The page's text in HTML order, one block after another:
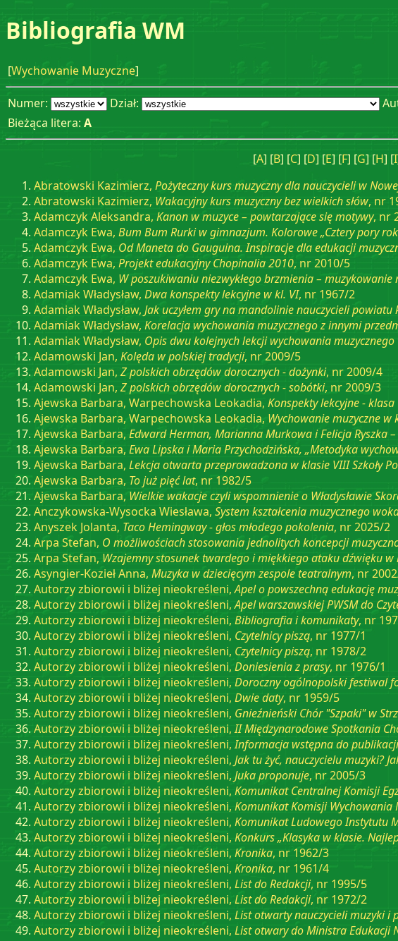
Bibliografia WM
[Wychowanie Muzyczne]
Numer: Dział:
Bieżąca litera: A
[A] [B] [C] [D] [E] [F] [G] [H] [I
Abratowski Kazimierz, Pożyteczny kurs muzyczny dla nauczycieli w
Abratowski Kazimierz, Wakacyjny kurs muzyczny bez wielkich słów, nr
Adamczyk Aleksandra, Kanon w muzyce – powtarzające się motywy, nr
Adamczyk Ewa, Bum Bum Rurki w gimnazjum. Kolorowe „Cztery pory
Adamczyk Ewa, Od Maneta do Gauguina. Inspiracje dla edukacji
Adamczyk Ewa, Projekt edukacyjny Chopinalia 2010, nr 2010/5
Adamczyk Ewa, W poszukiwaniu niezwykłego brzmienia –
Adamiak Władysław, Dwa konspekty lekcyjne w kl. VI, nr 1967/2
Adamiak Władysław, Jak uczyłem gry na mandolinie nauczycieli powiatu
Adamiak Władysław, Korelacja wychowania muzycznego z innymi
Adamiak Władysław, Opis dwu kolejnych lekcji wychowania
Adamowski Jan, Kolęda w polskiej tradycji, nr 2009/5
Adamowski Jan, Z polskich obrzędów dorocznych - dożynki, nr 2009/4
Adamowski Jan, Z polskich obrzędów dorocznych - sobótki, nr 2009/3
Ajewska Barbara, Warpechowska Leokadia, Konspekty lekcyjne - klasa
Ajewska Barbara, Warpechowska Leokadia, Wychowanie muzyczne
Ajewska Barbara, Edward Herman, Marianna Murkowa i Felicja Ryszka
Ajewska Barbara, Ewa Lipska i Maria Przychodzińska, „Metodyka
Ajewska Barbara, Lekcja otwarta przeprowadzona w klasie VIII Szkoły
Ajewska Barbara, To już pięć lat, nr 1982/5
Ajewska Barbara, Wielkie wakacje czyli wspomnienie o Władysławie
Anczykowska-Wysocka Wiesława, System kształcenia muzycznego
Anyszek Jolanta, Taco Hemingway - głos młodego pokolenia, nr 2025/2
Arpa Stefan, O możliwościach stosowania jednolitych koncepcji
Arpa Stefan, Wzajemny stosunek twardego i miękkiego ataku dźwięku w
Asyngier-Kozieł Anna, Muzyka w dziecięcym zespole teatralnym, nr
Autorzy zbiorowi i bliżej nieokreśleni,Apel o powszechną edukację
Autorzy zbiorowi i bliżej nieokreśleni,Apel warszawskiej PWSM do
Autorzy zbiorowi i bliżej nieokreśleni, Bibliografia i komunikaty, nr
Autorzy zbiorowi i bliżej nieokreśleni, Czytelnicy piszą, nr 1977/1
Autorzy zbiorowi i bliżej nieokreśleni, Czytelnicy piszą, nr 1978/2
Autorzy zbiorowi i bliżej nieokreśleni, Doniesienia z prasy, nr 1976/1
Autorzy zbiorowi i bliżej nieokreśleni, Doroczny ogólnopolski festiwal
Autorzy zbiorowi i bliżej nieokreśleni, Dwie daty, nr 1959/5
Autorzy zbiorowi i bliżej nieokreśleni, Gnieźnieński Chór "Szpaki" w
Autorzy zbiorowi i bliżej nieokreśleni,II Międzynarodowe Spotkania
Autorzy zbiorowi i bliżej nieokreśleni,Informacja wstępna do
Autorzy zbiorowi i bliżej nieokreśleni, Jak tu żyć, nauczycielu muzyki?
Autorzy zbiorowi i bliżej nieokreśleni, Juka proponuje, nr 2005/3
Autorzy zbiorowi i bliżej nieokreśleni, Komunikat Centralnej Komisji
Autorzy zbiorowi i bliżej nieokreśleni, Komunikat Komisji Wychowania
Autorzy zbiorowi i bliżej nieokreśleni, Komunikat Ludowego Instytutu
Autorzy zbiorowi i bliżej nieokreśleni, Konkurs „Klasyka w klasie.
Autorzy zbiorowi i bliżej nieokreśleni, Kronika, nr 1962/3
Autorzy zbiorowi i bliżej nieokreśleni, Kronika, nr 1961/4
Autorzy zbiorowi i bliżej nieokreśleni, List do Redakcji, nr 1995/5
Autorzy zbiorowi i bliżej nieokreśleni, List do Redakcji, nr 1972/2
Autorzy zbiorowi i bliżej nieokreśleni, List otwarty nauczycieli muzyki i
Autorzy zbiorowi i bliżej nieokreśleni, List otwary do Ministra Edukacji